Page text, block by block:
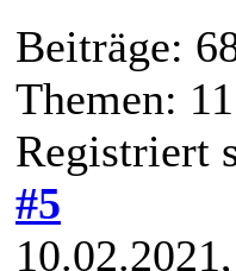
Beiträge:
Themen: 11
Registriert
#5